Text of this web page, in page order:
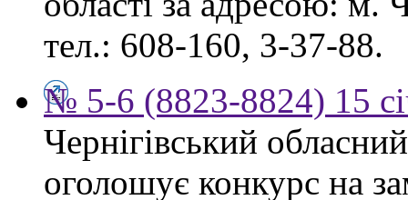
тел.: 608-160, 3-37-88.
№ 5-6 (8823-8824) 15
Чернігівський
оголошує конкурс на